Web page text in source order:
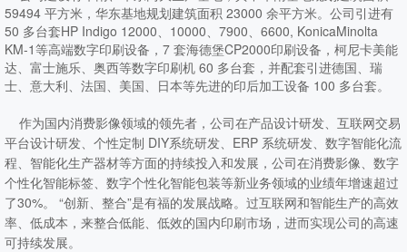
59494 平方米，华东基地规划建筑面积 23000 余平方米。公司引进有
50 多台套HP Indigo 12000、10000、7900、6600, KonicaMinolta
KM-1等高端数字印刷设备，7 套海德堡CP2000印刷设备，柯尼卡美能
达、富士施乐、奥西等数字印刷机 60 多台套，并配套引进德国、瑞
士、意大利、法国、美国、日本等先进的印后加工设备 100 多台套。
作为国内消费影像领域的领先者，公司在产品设计研发、互联网交易
平台设计研发、个性定制 DIY系统研发、ERP 系统研发、数字智能化流
程、智能化生产器材等方面的持续投入和发展，公司在消费影像、数字
个性化智能标签、数字个性化智能包装等新业务领域的业绩年增速超过
了30%。 “创新、整合”是有福的发展战略。过互联网和智能生产的高效
率、低成本，来整合低能、低效的国内印刷市场，进而实现公司的高速
可持续发展。